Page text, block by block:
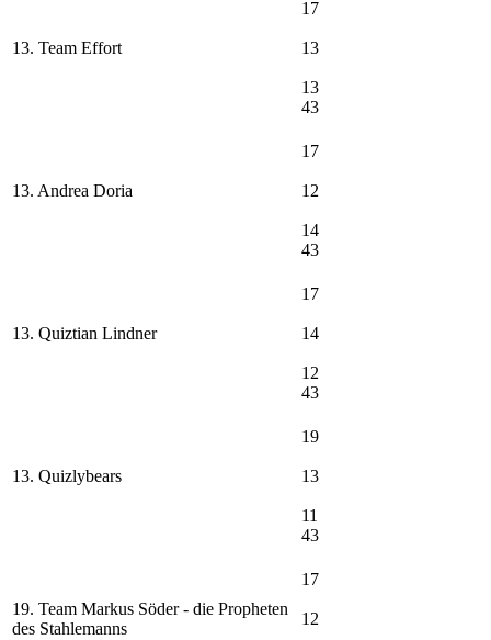
13. Team Effort
17
13
13
43
13. Andrea Doria
17
12
14
43
13. Quiztian Lindner
17
14
12
43
13. Quizlybears
19
13
11
43
19. Team Markus Söder - die Propheten
des Stahlemanns
17
12